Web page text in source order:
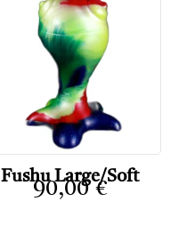
Fushu Large/Soft
90,00€